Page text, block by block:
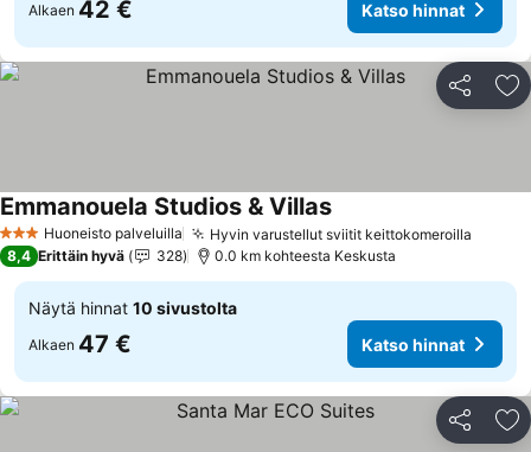
Alkaen 42 € Katso hinnat
Jaa
3 Tähtiluokitus
Huoneisto palveluilla Hyvin varustellut sviitit keittokomeroilla
Emmanouela Studios & Villas
8,4 Erittäin hyvä 328 0.0 km kohteesta Keskusta
Näytä hinnat 10 sivustolta
Alkaen 47 € Katso hinnat
Jaa